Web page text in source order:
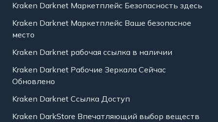
Kraken Darknet Маркетплейс Безопасность здесь
Kraken Darknet Маркетплейс Ваше безопасное
место
Kraken Darknet рабочая ссылка в наличии
Kraken Darknet Рабочие Зеркала Сейчас
Обновлено
Kraken Darknet Ссылка Доступ
Kraken DarkStore Впечатляющий выбор веществ